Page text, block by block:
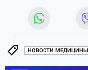
НОВОСТИ МЕДИЦИНЫ